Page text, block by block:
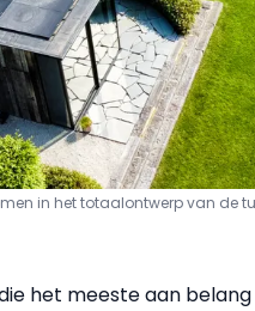
in het totaalontwerp van de
het meeste aan